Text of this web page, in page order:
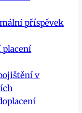
příspěvek
v